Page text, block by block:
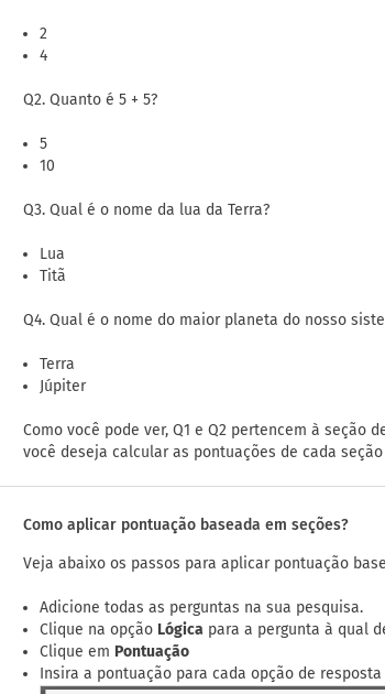
2
4
Q2. Quanto é 5 + 5?
5
10
Q3. Qual é o nome da lua da Terra?
Lua
Titã
Q4. Qual é o nome do maior planeta do nosso
Terra
Júpiter
Como você pode ver, Q1 e Q2 pertencem à seção
você deseja calcular as pontuações de cada
Como aplicar pontuação baseada em seções?
Veja abaixo os passos para aplicar pontuação
Adicione todas as perguntas na sua pesquisa.
Clique na opção Lógica para a pergunta à qual
Clique em Pontuação
Insira a pontuação para cada opção de resposta